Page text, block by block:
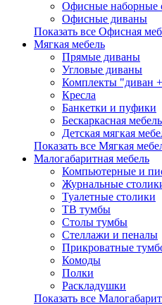
Офисные наборные
Офисные диваны
Показать все Офисная
Мягкая мебель
Прямые диваны
Угловые диваны
Комплекты "диван
Кресла
Банкетки и пуфики
Бескаркасная мебель
Детская мягкая
Показать все Мягкая
Малогабаритная мебель
Компьютерные и
Журнальные
Туалетные столики
ТВ тумбы
Столы тумбы
Стеллажи и пеналы
Прикроватные
Комоды
Полки
Раскладушки
Показать все